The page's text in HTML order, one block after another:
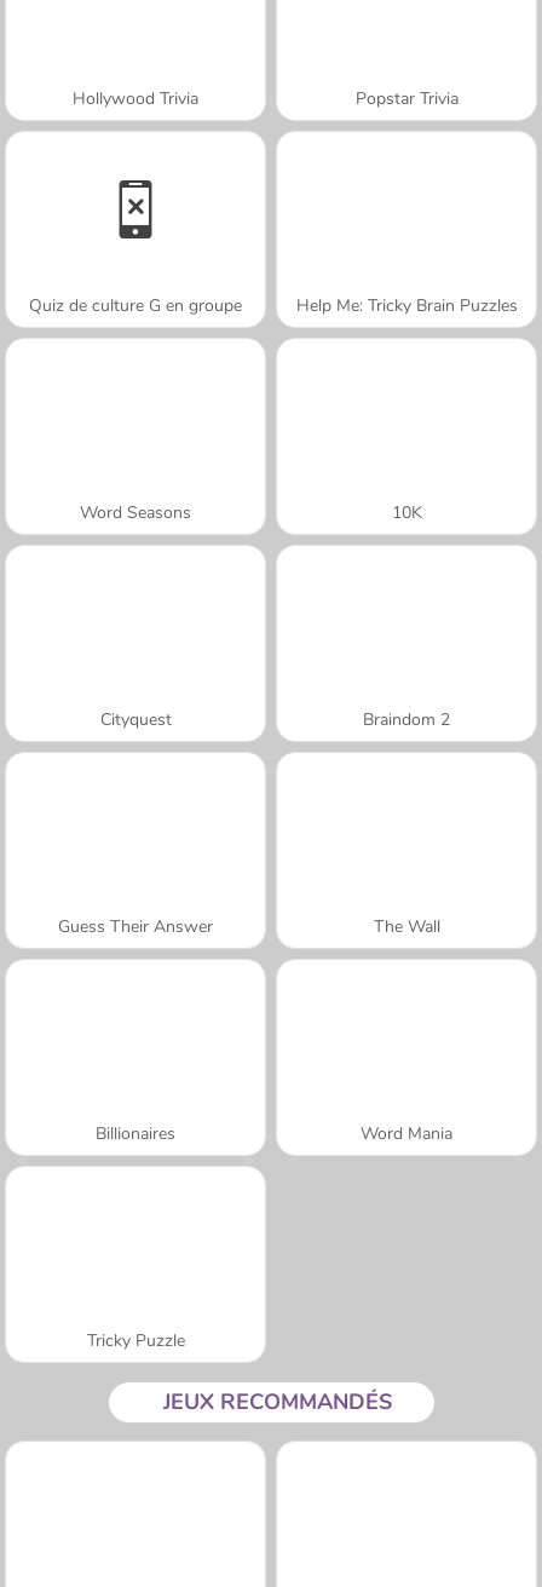
Hollywood Trivia Popstar Trivia
Quiz de culture G en groupe Help Me: Tricky Brain Puzzles
Word Seasons 10K
Cityquest Braindom 2
Guess Their Answer The Wall
Billionaires Word Mania
Tricky Puzzle
JEUX RECOMMANDÉS